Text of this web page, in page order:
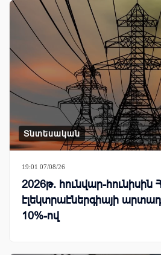
Տնտեսական
19:01 07/08/26
2026թ. հունվար-հունիսին
էլեկտրաէներգիայի
10%-ով